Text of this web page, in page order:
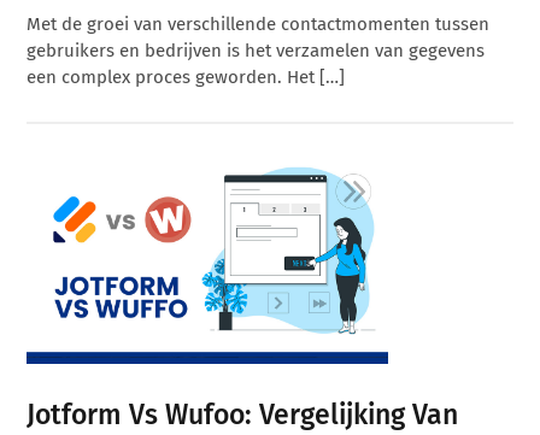
Met de groei van verschillende contactmomenten tussen
gebruikers en bedrijven is het verzamelen van gegevens
een complex proces geworden. Het […]
Jotform Vs Wufoo: Vergelijking Van